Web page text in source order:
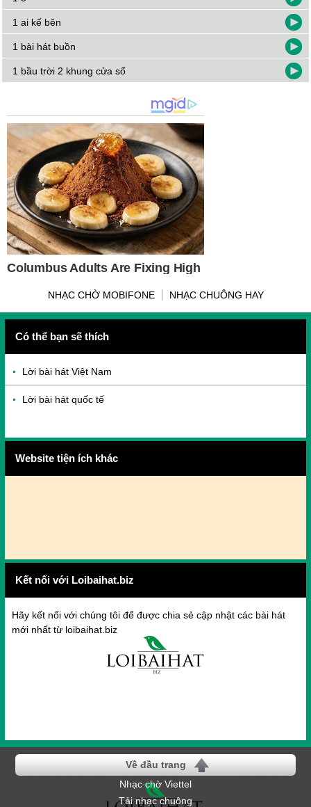
1 ai kế bên
1 bài hát buồn
1 bầu trời 2 khung cửa sổ
NHẠC CHỜ MOBIFONE NHẠC CHUÔNG HAY
Có thể bạn sẽ thích
Lời bài hát Việt Nam
Lời bài hát quốc tế
Website tiện ích khác
Kết nối với Loibaihat.biz
Hãy kết nối với chúng tôi để được chia sẻ cập nhật các bài hát
mới nhất từ loibaihat.biz
Về đầu trang
Nhạc chờ Viettel
Tải nhạc chuông